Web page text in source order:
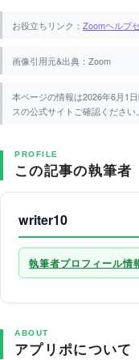
お役立ちリンク： Zoomヘルプ
画像引用元&出典：Zoom
本ページの情報は2026年6月1
スの公式サイトご確認ください。
PROFILE
この記事の執筆者
writer10
執筆者プロフィール情
ABOUT
アプリポについて